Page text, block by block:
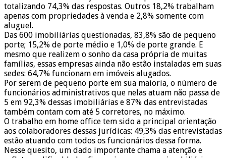
totalizando 74,3% das respostas. Outros 18,2% trabalham
apenas com propriedades à venda e 2,8% somente com
aluguel.
Das 600 imobiliárias questionadas, 83,8% são de pequeno
porte; 15,2% de porte médio e 1,0% de porte grande. E
mesmo que realizem o sonho da casa própria de muitas
famílias, essas empresas ainda não estão instaladas em suas
sedes: 64,7% funcionam em imóveis alugados.
Por serem de pequeno porte em sua maioria, o número de
funcionários administrativos que nelas atuam não passa de
5 em 92,3% dessas imobiliárias e 87% das entrevistadas
também contam com até 5 corretores, no máximo.
O trabalho em home office tem sido a principal orientação
aos colaboradores dessas jurídicas: 49,3% das entrevistadas
estão atuando com todos os funcionários dessa forma.
Nesse quesito, um dado importante chama a atenção e